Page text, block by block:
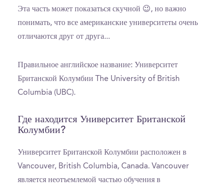
Эта часть может показаться скучной 😉, но важно
понимать, что все американские университеты очень
отличаются друг от друга...
Правильное английское название: Университет
Британской Колумбии The University of British
Columbia (UBC).
Где находится Университет Британской
Колумбии?
Университет Британской Колумбии расположен в
Vancouver, British Columbia, Canada. Vancouver
является неотъемлемой частью обучения в